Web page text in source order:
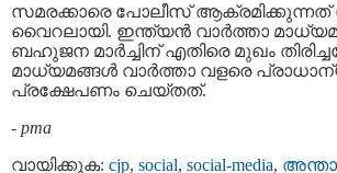
സമരക്കാരെ പോലീസ്
വൈറലായി. ഇന്ത്യൻ വാർത്താ
ബഹുജന മാർച്ചിന് എതിരെ മുഖം
മാധ്യമങ്ങൾ വാർത്താ വളരെ
പ്രക്ഷേപണം ചെയ്തത്.
- pma
വായിക്കുക: cjp, social, social-media,